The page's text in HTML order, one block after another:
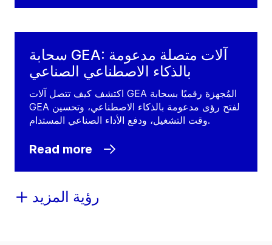
سحابة GEA: آلات متصلة مدعومة
بالذكاء الاصطناعي الصناعي
اكتشف كيف تتصل آلات GEA المُجهزة رقميًا بسحابة
GEA لفتح رؤى مدعومة بالذكاء الاصطناعي، وتحسين
وقت التشغيل، ودفع الأداء الصناعي المستدام.
Read more
رؤية المزيد